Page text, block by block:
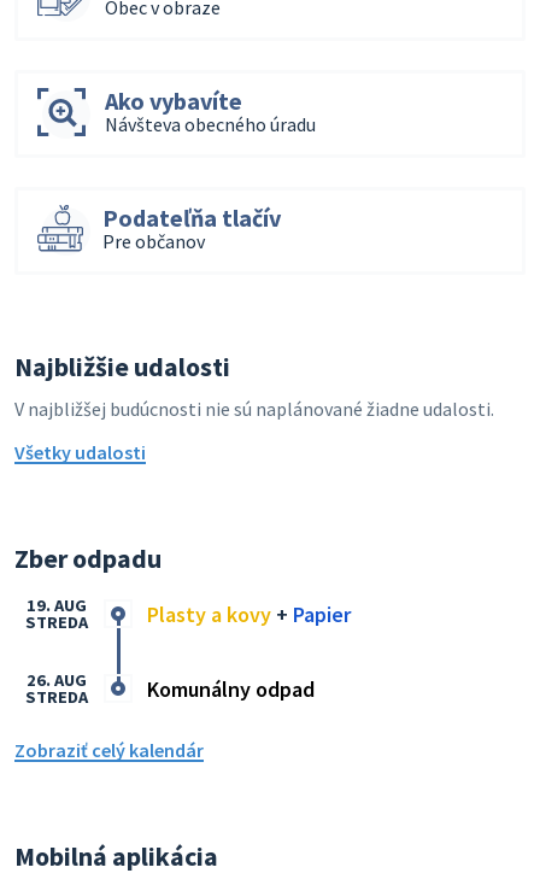
Obec v obraze
Ako vybavíte
Návšteva obecného úradu
Podateľňa tlačív
Pre občanov
Najbližšie udalosti
V najbližšej budúcnosti nie sú naplánované žiadne udalosti.
Všetky udalosti
Zber odpadu
Plasty a kovy + Papier
19. AUG
STREDA
Komunálny odpad
26. AUG
STREDA
Zobraziť celý kalendár
Mobilná aplikácia